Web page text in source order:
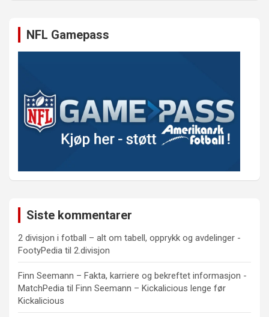
NFL Gamepass
Siste kommentarer
2 divisjon i fotball – alt om tabell, opprykk og avdelinger -
FootyPedia til 2.divisjon
Finn Seemann – Fakta, karriere og bekreftet informasjon -
MatchPedia til Finn Seemann – Kickalicious lenge før
Kickalicious